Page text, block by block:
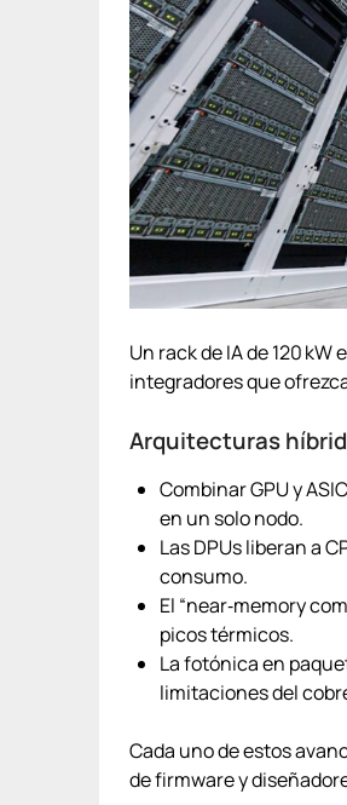
Un rack de IA de 120
integradores que
Arquitecturas
Combinar GPU y
en un solo nodo.
Las DPUs liberan a
consumo.
El “near‑memory
picos térmicos.
La fotónica en
limitaciones del
Cada uno de estos
de firmware y